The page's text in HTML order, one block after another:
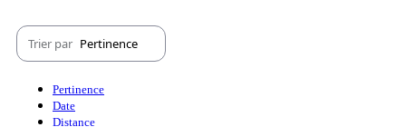
Trier par Pertinence
Pertinence
Date
Distance